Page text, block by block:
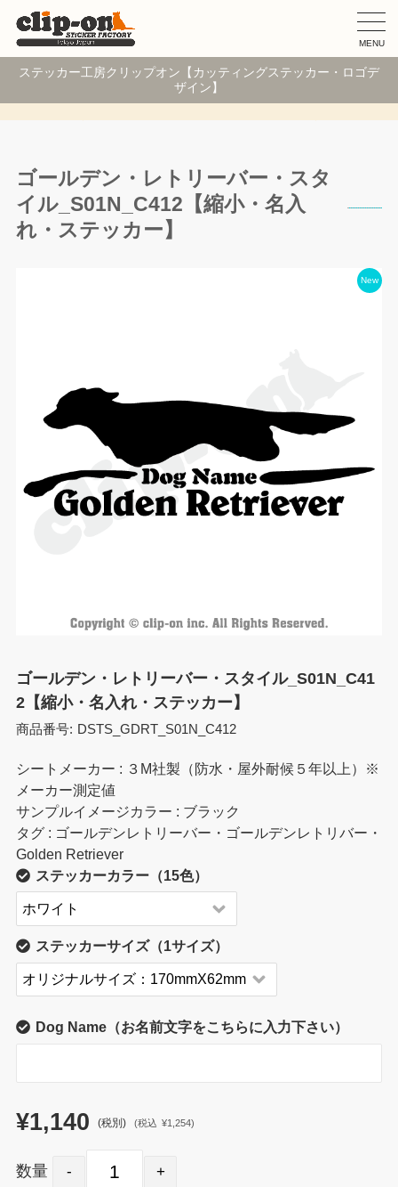
MENU
ステッカー工房クリップオン【カッティングステッカー・ロゴデ
ザイン】
ゴールデン・レトリーバー・スタ
イル_S01N_C412【縮小・名入
れ・ステッカー】
New
ゴールデン・レトリーバー・スタイル_S01N_C41
2【縮小・名入れ・ステッカー】
商品番号: DSTS_GDRT_S01N_C412
シートメーカー : ３M社製（防水・屋外耐候５年以上）※
メーカー測定値
サンプルイメージカラー : ブラック
タグ : ゴールデンレトリーバー・ゴールデンレトリバー・
Golden Retriever
ステッカーカラー（15色）
ステッカーサイズ（1サイズ）
Dog Name（お名前文字をこちらに入力下さい）
¥1,140 (税別) (税込 ¥1,254)
数量